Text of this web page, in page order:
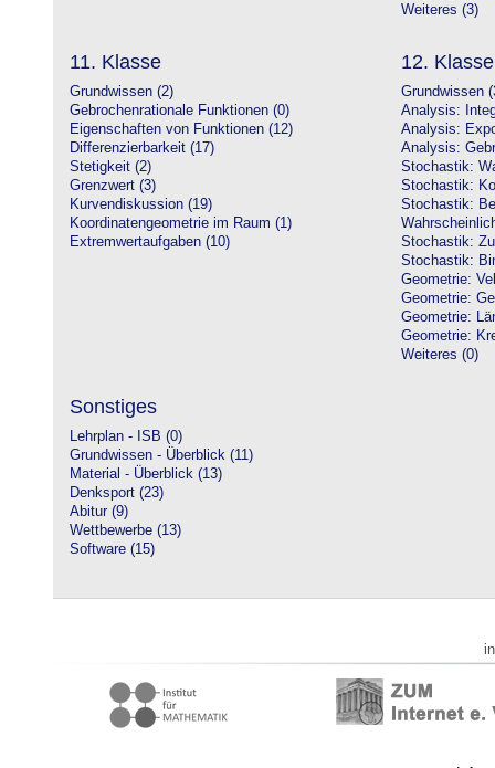
Weiteres (3)
11. Klasse
Grundwissen (2)
Gebrochenrationale Funktionen (0)
Eigenschaften von Funktionen (12)
Differenzierbarkeit (17)
Stetigkeit (2)
Grenzwert (3)
Kurvendiskussion (19)
Koordinatengeometrie im Raum (1)
Extremwertaufgaben (10)
12. Klasse
Grundwissen
Analysis:
Analysis:
Analysis:
Stochastik:
Stochastik:
Stochastik:
Stochastik:
Stochastik:
Geometrie:
Geometrie:
Geometrie:
Geometrie:
Weiteres (0)
Sonstiges
Lehrplan - ISB (0)
Grundwissen - Überblick (11)
Material - Überblick (13)
Denksport (23)
Abitur (9)
Wettbewerbe (13)
Software (15)